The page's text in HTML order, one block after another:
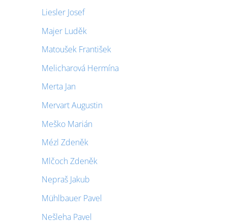
Liesler Josef
Majer Luděk
Matoušek František
Melicharová Hermína
Merta Jan
Mervart Augustin
Meško Marián
Mézl Zdeněk
Mlčoch Zdeněk
Nepraš Jakub
Mühlbauer Pavel
Nešleha Pavel